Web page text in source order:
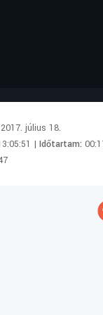
2017. július 18.
|Időtartam: